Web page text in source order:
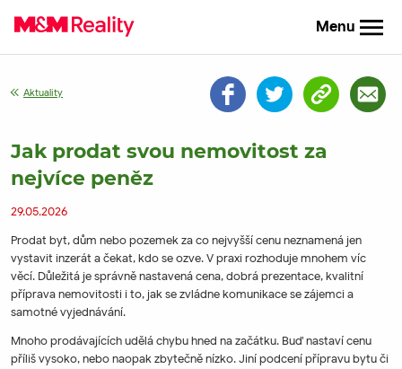
Menu
Aktuality
Jak prodat svou nemovitost za
nejvíce peněz
29.05.2026
Prodat byt, dům nebo pozemek za co nejvyšší cenu neznamená jen
vystavit inzerát a čekat, kdo se ozve. V praxi rozhoduje mnohem víc
věcí. Důležitá je správně nastavená cena, dobrá prezentace, kvalitní
příprava nemovitosti i to, jak se zvládne komunikace se zájemci a
samotné vyjednávání.
Mnoho prodávajících udělá chybu hned na začátku. Buď nastaví cenu
příliš vysoko, nebo naopak zbytečně nízko. Jiní podcení přípravu bytu či